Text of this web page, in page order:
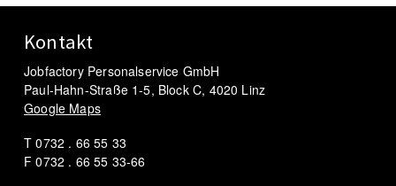
Kontakt
Jobfactory Personalservice GmbH
Paul-Hahn-Straße 1-5, Block C, 4020 Linz
Google Maps
T 0732 . 66 55 33
F 0732 . 66 55 33-66